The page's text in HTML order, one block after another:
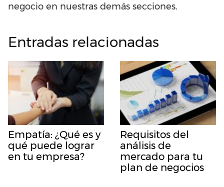
negocio en nuestras demás secciones.
Entradas relacionadas
Empatía: ¿Qué es y
qué puede lograr
en tu empresa?
Requisitos del
análisis de
mercado para tu
plan de negocios